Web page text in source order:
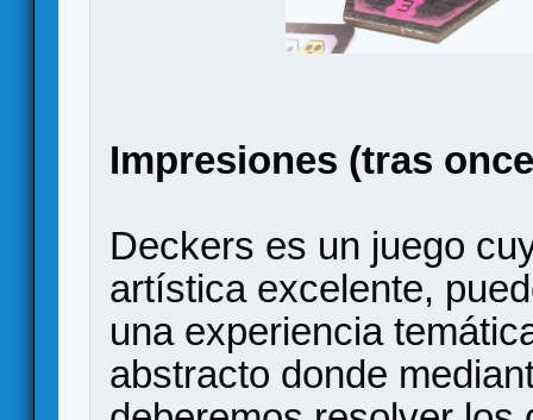
Impresiones (tras
Deckers es un juego
artística excelente,
una experiencia
abstracto donde